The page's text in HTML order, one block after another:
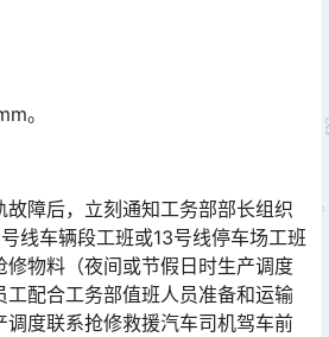
。
障后，立刻通知工务部部长组织
线车辆段工班或13号线停车场工班
修物料（夜间或节假日时生产调度
工配合工务部值班人员准备和运输
调度联系抢修救援汽车司机驾车前